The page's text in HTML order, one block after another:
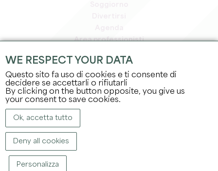
Area professionisti
Area stampa
Offerte di lavoro e stage
Informazioni legali
Informativa sulla privacy
COPYRIGHT ©2026
WE RESPECT YOUR DATA
Questo sito fa uso di cookies e ti consente di
decidere se accettarli o rifiutarli
By clicking on the button opposite, you give us
your consent to save cookies.
Ok, accetta tutto
Deny all cookies
Personalizza